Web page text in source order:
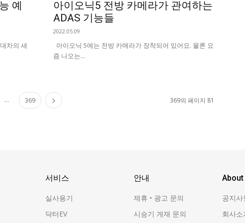
예
차의 새
아이오닉5 전방 카메라가 관여하는
ADAS 기능들
2022.05.09
아이오닉 5에는 전방 카메라가 장착되어 있어요. 물론 요
즘 나오는...
... 369 369의 페이지 81
서비스
실사용기
닥터EV
안내
제휴 • 광고 문의
시승기 게재 문의
About
공지사
회사소